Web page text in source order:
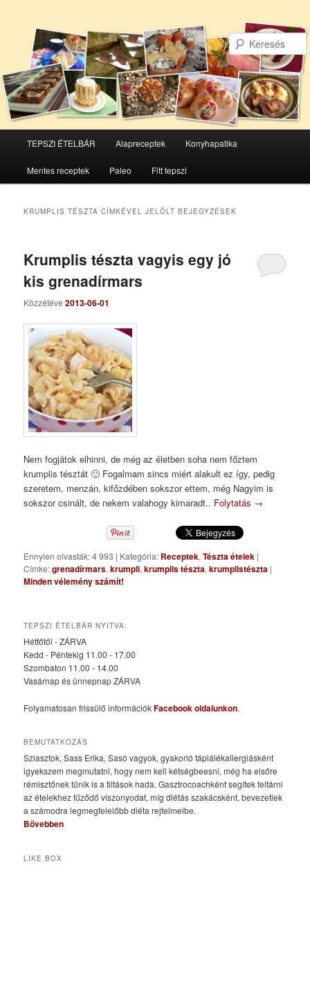
Tovább
az
elsődleges
Tovább
a
másodlagos
TEPSZI ÉTELBÁR Alapreceptek Konyhapatika
Mentes receptek Paleo Fitt tepszi
KRUMPLIS TÉSZTA CÍMKÉVEL JELÖLT BEJEGYZÉSEK
Krumplis tészta vagyis egy jó
kis grenadírmars
Közzétéve2013-06-01
Nem fogjátok elhinni, de még az életben soha nem főztem
krumplis tésztát 🙂 Fogalmam sincs miért alakult ez így, pedig
szeretem, menzán, kifőzdében sokszor ettem, még Nagyim is
sokszor csinált, de nekem valahogy kimaradt.. Folytatás →
Ennyien olvasták: 4 993 | Kategória: Receptek,Tészta ételek |
Címke:grenadírmars,krumpli,krumplis tészta,krumplistészta |
Minden vélemény számít!
TEPSZI ÉTELBÁR NYITVA:
Hétfőtől - ZÁRVA
Kedd - Péntekig 11.00 - 17.00
Szombaton 11.00 - 14.00
Vasárnap és ünnepnap ZÁRVA
Folyamatosan frissülő információkFacebook oldalunkon.
BEMUTATKOZÁS
Sziasztok, Sass Erika, Sasó vagyok, gyakorló táplálékallergiásként
igyekszem megmutatni, hogy nem kell kétségbeesni, még ha elsőre
rémisztőnek tűnik is a tiltások hada. Gasztrocoachként segítek feltárni
az ételekhez fűződő viszonyodat, míg diétás szakácsként, bevezetlek
a számodra legmegfelelőbb diéta rejtelmeibe.
Bővebben
LIKE BOX